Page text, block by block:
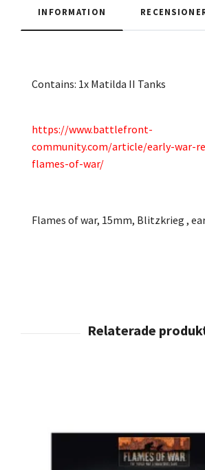
INFORMATION
Contains: 1x Matilda II Tanks
https://www.battlefront-
community.com/article/early-war-
flames-of-war/
Flames of war, 15mm, Blitzkrieg ,